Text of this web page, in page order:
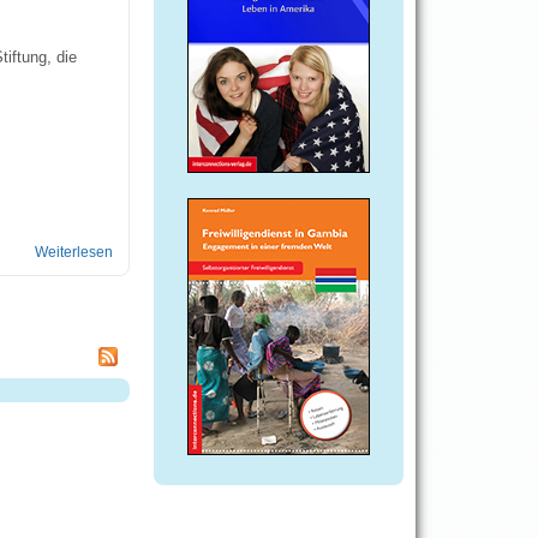
die
Weiterlesen über Hoffnung für afrikanische Straßenkinder